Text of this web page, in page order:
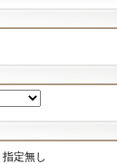
指定無し